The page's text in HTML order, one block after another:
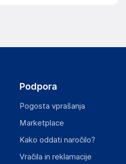
Podpora
Pogosta vprašanja
Marketplace
Kako oddati naročilo?
Vračila in reklamacije